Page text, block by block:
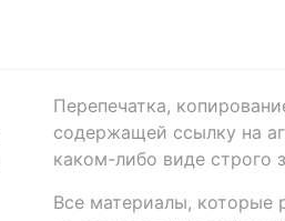
Перепечатка,
содержащей ссылку на
каком-либо виде строго
Все материалы, которые